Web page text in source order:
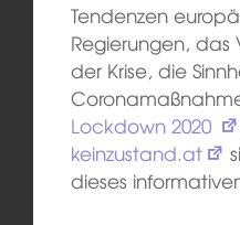
Tendenzen
Regierungen, das
der Krise, die
Lockdown 2020
keinzustand.at
dieses